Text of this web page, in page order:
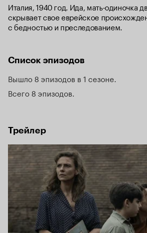
Италия, 1940 год. Ида, мать-одиночка
скрывает свое еврейское
с бедностью и преследованием.
Список эпизодов
Вышло 8 эпизодов в 1 сезоне
Всего 8 эпизодов
Трейлер